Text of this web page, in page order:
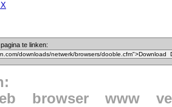
te linken:
browser www